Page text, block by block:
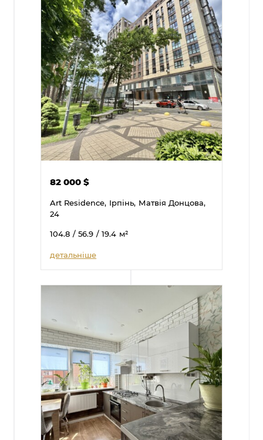
82 000$
Art Residence, Ірпінь, Матвія Донцова,
24
104.8 / 56.9 / 19.4 м²
детальніше